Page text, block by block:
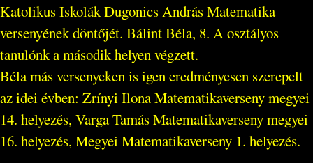
Katolikus Iskolák Dugonics András Matematika
versenyének döntőjét. Bálint Béla, 8. A osztályos
tanulónk a második helyen végzett.
Béla más versenyeken is igen eredményesen szerepelt
az idei évben: Zrínyi Ilona Matematikaverseny megyei
14. helyezés, Varga Tamás Matematikaverseny megyei
16. helyezés, Megyei Matematikaverseny 1. helyezés.